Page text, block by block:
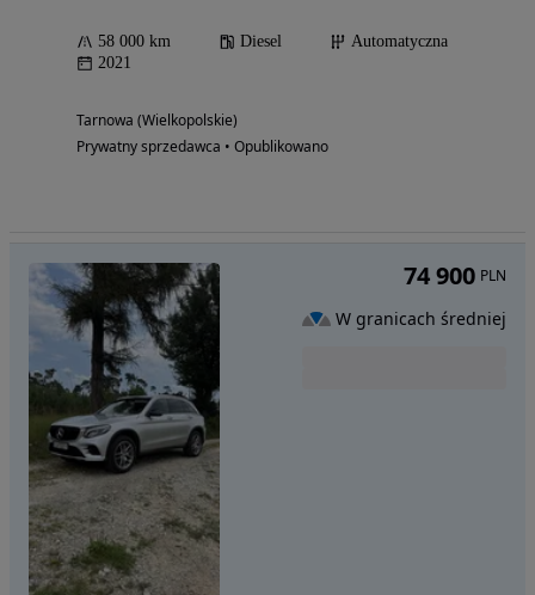
58 000 km Diesel
Automatyczna
2021
Tarnowa (Wielkopolskie)
Prywatny sprzedawca • Opublikowano
74 900 PLN
W granicach średniej